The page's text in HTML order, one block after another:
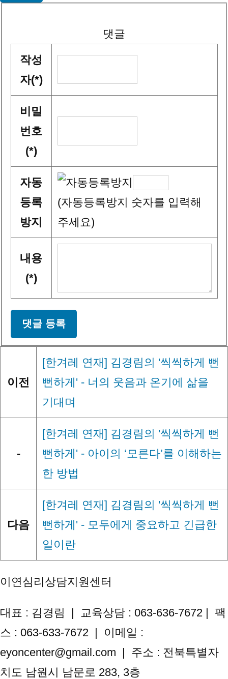
댓글
작성
자(*)
비밀
번호
(*)
자동
등록
방지
(자동등록방지 숫자를 입력해
주세요)
내용
(*)
댓글 등록
이전
[한겨레 연재] 김경림의 '씩씩하게 뻔
뻔하게' - 너의 웃음과 온기에 삶을
기대며
-
[한겨레 연재] 김경림의 '씩씩하게 뻔
뻔하게' - 아이의 ‘모른다’를 이해하는
한 방법
다음
[한겨레 연재] 김경림의 '씩씩하게 뻔
뻔하게' - 모두에게 중요하고 긴급한
일이란
이연심리상담지원센터
대표 : 김경림 | 교육상담 : 063-636-7672 | 팩
스 : 063-633-7672 | 이메일 :
eyoncenter@gmail.com | 주소 : 전북특별자
치도 남원시 남문로 283, 3층